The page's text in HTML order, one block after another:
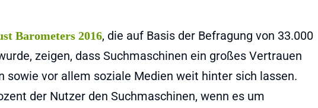
Barometers 2016, die auf Basis der Befragung von 33.000
zeigen, dass Suchmaschinen ein großes Vertrauen
sowie vor allem soziale Medien weit hinter sich lassen.
der Nutzer den Suchmaschinen, wenn es um